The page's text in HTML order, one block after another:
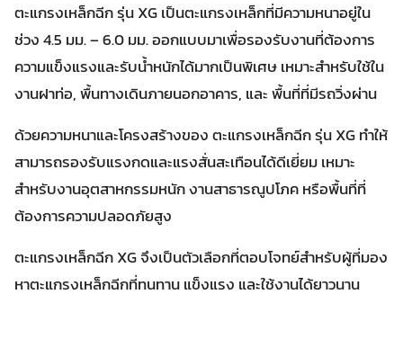
ตะแกรงเหล็กฉีก รุ่น XG เป็นตะแกรงเหล็กที่มีความหนาอยู่ใน
ช่วง 4.5 มม. – 6.0 มม. ออกแบบมาเพื่อรองรับงานที่ต้องการ
ความแข็งแรงและรับน้ำหนักได้มากเป็นพิเศษ เหมาะสำหรับใช้ใน
งานฝาท่อ, พื้นทางเดินภายนอกอาคาร, และ พื้นที่ที่มีรถวิ่งผ่าน
ด้วยความหนาและโครงสร้างของ ตะแกรงเหล็กฉีก รุ่น XG ทำให้
สามารถรองรับแรงกดและแรงสั่นสะเทือนได้ดีเยี่ยม เหมาะ
สำหรับงานอุตสาหกรรมหนัก งานสาธารณูปโภค หรือพื้นที่ที่
ต้องการความปลอดภัยสูง
ตะแกรงเหล็กฉีก XG จึงเป็นตัวเลือกที่ตอบโจทย์สำหรับผู้ที่มอง
หาตะแกรงเหล็กฉีกที่ทนทาน แข็งแรง และใช้งานได้ยาวนาน